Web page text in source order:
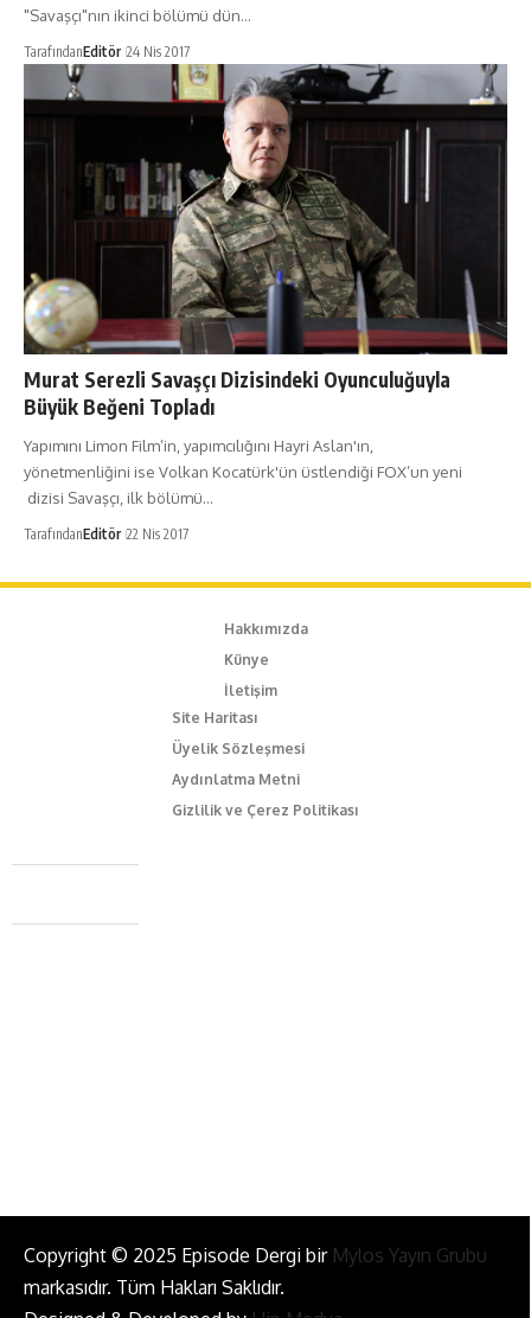
"Savaşçı"nın ikinci bölümü dün…
TarafındanEditör 24 Nis 2017
Murat Serezli Savaşçı Dizisindeki Oyunculuğuyla
Büyük Beğeni Topladı
Yapımını Limon Film​’in, yapımcılığını Hayri Aslan'ın,
yönetmenliğini ise Volkan Kocatürk'ün üstlendiği FOX’un yeni
dizisi Savaşçı, ilk bölümü…
TarafındanEditör 22 Nis 2017
Hakkımızda
Künye
İletişim
Site Haritası
Üyelik Sözleşmesi
Aydınlatma Metni
Gizlilik ve Çerez Politikası
Caferağa Mah. Dr. Şakir Paşa Sok. No3/A Kadıköy İstanbul
+90 543 345 46 00
Copyright © 2025 Episode Dergi bir Mylos Yayın Grubu
markasıdır. Tüm Hakları Saklıdır.